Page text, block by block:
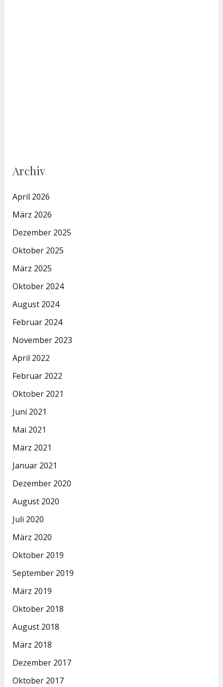
Archiv
April 2026
März 2026
Dezember 2025
Oktober 2025
März 2025
Oktober 2024
August 2024
Februar 2024
November 2023
April 2022
Februar 2022
Oktober 2021
Juni 2021
Mai 2021
März 2021
Januar 2021
Dezember 2020
August 2020
Juli 2020
März 2020
Oktober 2019
September 2019
März 2019
Oktober 2018
August 2018
März 2018
Dezember 2017
Oktober 2017